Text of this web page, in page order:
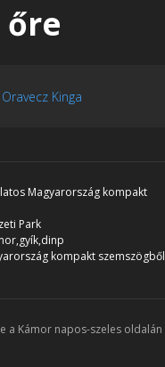
őre
Oravecz Kinga
Magyarország kompakt
Park
kompakt szemszögből
a Kámor napos-szeles oldalán